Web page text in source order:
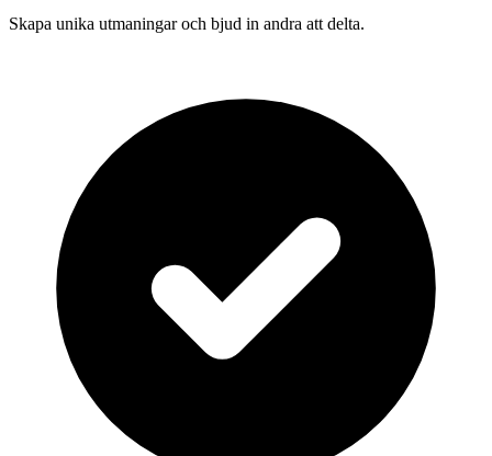
Skapa unika utmaningar och bjud in andra att delta.